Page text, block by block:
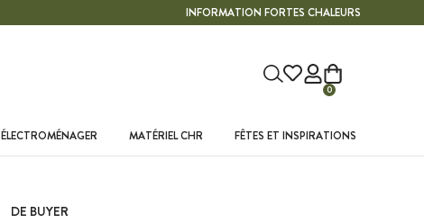
INFORMATION FORTES CHALEURS
0
ÉLECTROMÉNAGER MATÉRIEL CHR FÊTES ET INSPIRATIONS
DE BUYER